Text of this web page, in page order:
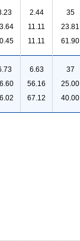
2.44
11.11
11.11
35
23.81
61.90
6.63
56.16
67.12
37
25.00
40.00